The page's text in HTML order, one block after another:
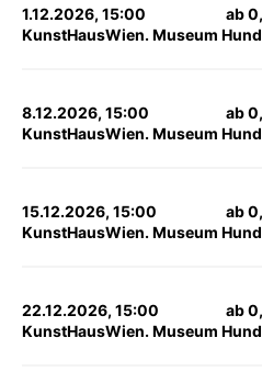
1.12.2026, 15:00
KunstHausWien. Museum
ab
8.12.2026, 15:00
KunstHausWien. Museum
ab
15.12.2026, 15:00
KunstHausWien. Museum
ab
22.12.2026, 15:00
KunstHausWien. Museum
ab